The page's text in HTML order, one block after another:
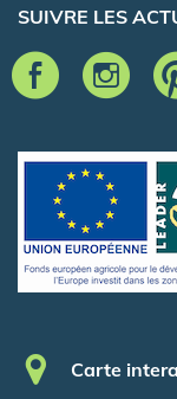
SUIVRE LES
Pied de
Carte